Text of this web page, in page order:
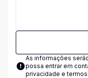
As informações
possa entrar em
privacidade e